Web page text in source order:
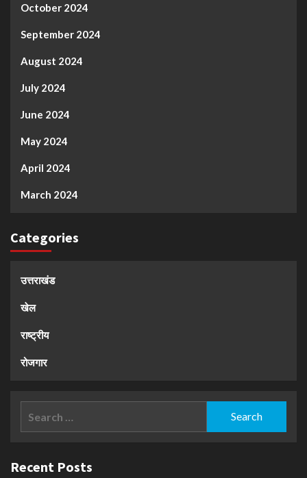
October 2024
September 2024
August 2024
July 2024
June 2024
May 2024
April 2024
March 2024
Categories
उत्तराखंड
खेल
राष्ट्रीय
रोजगार
Recent Posts